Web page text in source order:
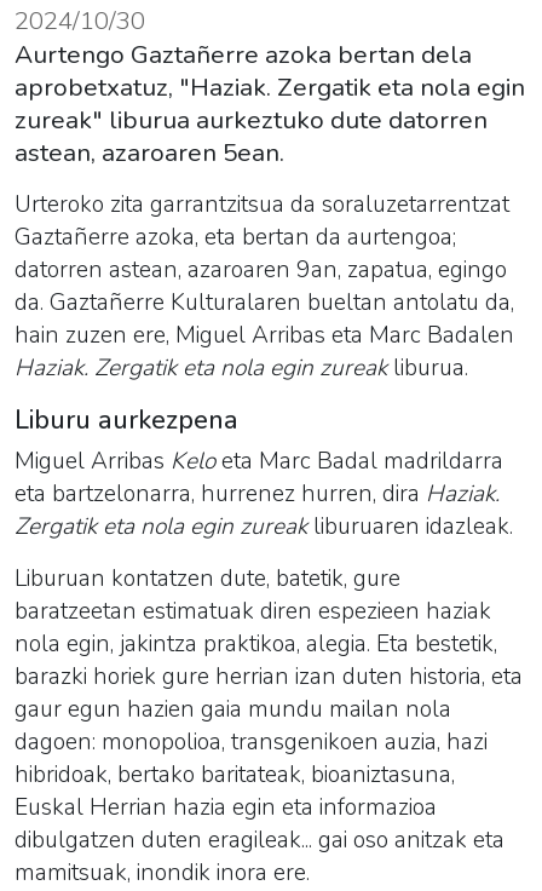
2024/10/30
Aurtengo Gaztañerre azoka bertan dela
aprobetxatuz, "Haziak. Zergatik eta nola egin
zureak" liburua aurkeztuko dute datorren
astean, azaroaren 5ean.
Urteroko zita garrantzitsua da soraluzetarrentzat
Gaztañerre azoka, eta bertan da aurtengoa;
datorren astean, azaroaren 9an, zapatua, egingo
da. Gaztañerre Kulturalaren bueltan antolatu da,
hain zuzen ere, Miguel Arribas eta Marc Badalen
Haziak. Zergatik eta nola egin zureakliburua.
Liburu aurkezpena
Miguel Arribas Keloeta Marc Badal madrildarra
eta bartzelonarra, hurrenez hurren, dira Haziak.
Zergatik eta nola egin zureakliburuaren idazleak.
Liburuan kontatzen dute, batetik, gure
baratzeetan estimatuak diren espezieen haziak
nola egin, jakintza praktikoa, alegia. Eta bestetik,
barazki horiek gure herrian izan duten historia, eta
gaur egun hazien gaia mundu mailan nola
dagoen: monopolioa, transgenikoen auzia, hazi
hibridoak, bertako baritateak, bioaniztasuna,
Euskal Herrian hazia egin eta informazioa
dibulgatzen duten eragileak... gai oso anitzak eta
mamitsuak, inondik inora ere.